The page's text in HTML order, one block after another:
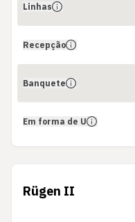
Linhas
Recepção
Banquete
Em forma de U
Rügen II